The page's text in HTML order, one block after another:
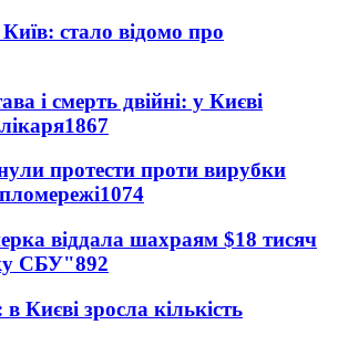
стало відомо про
і смерть двійні: у Києві
1867
протести проти вирубки
1074
віддала шахраям $18 тисяч
СБУ"892
Києві зросла кількість